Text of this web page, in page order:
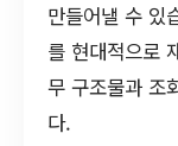
만들어낼 수 있
를 현대적으로
무 구조물과 조
다.